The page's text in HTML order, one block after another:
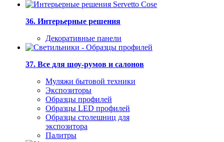
36. Интерьерные решения
Декоративные панели
37. Все для шоу-румов и салонов
Муляжи бытовой техники
Экспозиторы
Образцы профилей
Образцы LED профилей
Образцы столешниц для
экспозитора
Палитры